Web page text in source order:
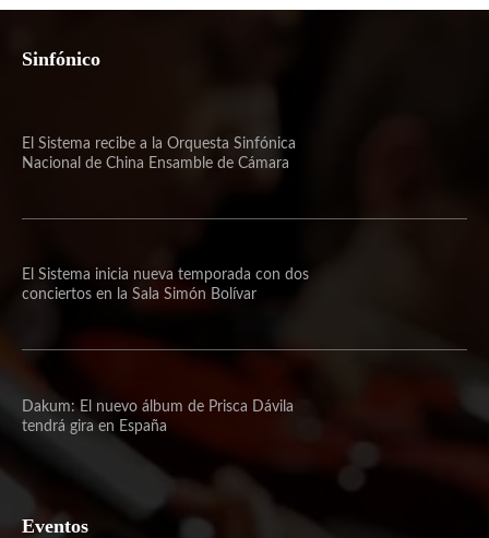
Sinfónico
El Sistema recibe a la Orquesta Sinfónica
Nacional de China Ensamble de Cámara
El Sistema inicia nueva temporada con dos
conciertos en la Sala Simón Bolívar
Dakum: El nuevo álbum de Prisca Dávila
tendrá gira en España
Eventos